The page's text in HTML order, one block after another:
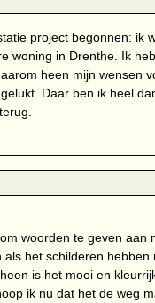
project begonnen: ik
woning in Drenthe. Ik
heen mijn wensen
Daar ben ik heel
woorden te geven aan
het schilderen
is het mooi en
ik nu dat het de weg